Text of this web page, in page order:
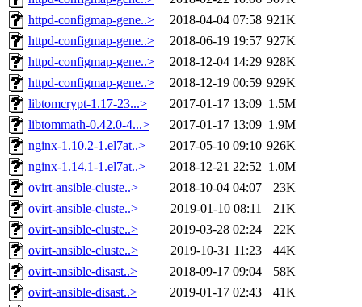
httpd-configmap-gene..>
2018-04-04 07:58 921K
httpd-configmap-gene..>
2018-06-19 19:57 927K
httpd-configmap-gene..>
2018-12-04 14:29 928K
httpd-configmap-gene..>
2018-12-19 00:59 929K
libtomcrypt-1.17-23...>
2017-01-17 13:09 1.5M
libtommath-0.42.0-4...>
2017-01-17 13:09 1.9M
nginx-1.10.2-1.el7at..>
2017-05-10 09:10 926K
nginx-1.14.1-1.el7at..>
2018-12-21 22:52 1.0M
ovirt-ansible-cluste..>
2018-10-04 04:07
23K
ovirt-ansible-cluste..>
2019-01-10 08:11
21K
ovirt-ansible-cluste..>
2019-03-28 02:24
22K
ovirt-ansible-cluste..>
2019-10-31 11:23
44K
ovirt-ansible-disast..>
2018-09-17 09:04
58K
ovirt-ansible-disast..>
2019-01-17 02:43
41K